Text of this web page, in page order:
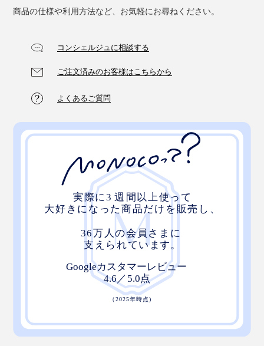
商品の仕様や利用方法など、お気軽にお尋ねください。
コンシェルジュに相談する
ご注文済みのお客様はこちらから
よくあるご質問